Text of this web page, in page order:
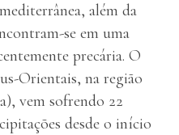
além da
se em uma
precária. O
Orientais, na região
vem sofrendo 22
desde o início